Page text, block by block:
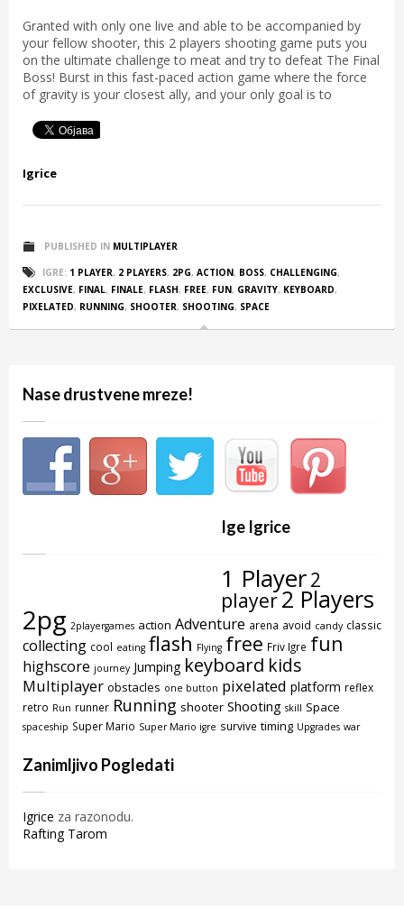
Granted with only one live and able to be accompanied by
your fellow shooter, this 2 players shooting game puts you
on the ultimate challenge to meat and try to defeat The Final
Boss! Burst in this fast-paced action game where the force
of gravity is your closest ally, and your only goal is to
Igrice
PUBLISHED IN MULTIPLAYER
IGRE: 1 PLAYER, 2 PLAYERS, 2PG, ACTION, BOSS, CHALLENGING,
EXCLUSIVE, FINAL, FINALE, FLASH, FREE, FUN, GRAVITY, KEYBOARD,
PIXELATED, RUNNING, SHOOTER, SHOOTING, SPACE
Nase drustvene mreze!
Ige Igrice
1 Player2
player2 Players
2pg 2playergames action Adventure arena avoid candy classic
collecting cool eating flash Flying free Friv Igre fun
highscore journey Jumping keyboard kids
Multiplayer obstacles one button pixelated platform reflex
retro Run runner Running shooter Shooting skill Space
spaceship Super Mario Super Mario igre survive timing Upgrades war
Zanimljivo Pogledati
Igrice za razonodu.
Rafting Tarom